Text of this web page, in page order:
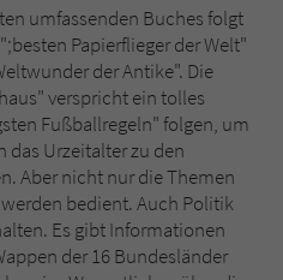
umfassenden Buches folgt
Papierflieger der Welt"
der Antike". Die
verspricht ein tolles
Fußballregeln" folgen, um
das Urzeitalter zu den
Aber nicht nur die Themen
bedient. Auch Politik
Es gibt Informationen
der 16 Bundesländer
der Webseite mit dem
benötigt um z. B. den
des Kontaktformulars zu